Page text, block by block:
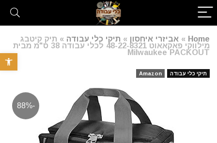
פתח
Home
» אביזרי איחסון » תיקי כלי עבודה » תיק קיטבג
מילווקי פאקאאוט 48-22-8321 לכלי עבודה 38 ס"מ מבית
Milwaukee PACKOUT
תיקי כלי עבודה Amazon
-88%